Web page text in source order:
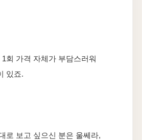
회 가격 자체가 부담스러워
있죠.
로 보고 싶으신 분은 울쎄라,